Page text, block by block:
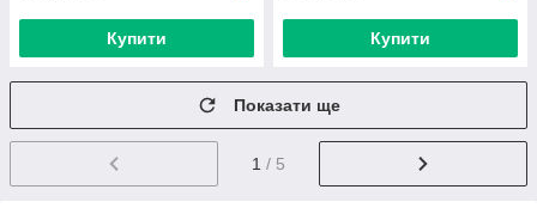
Купити Купити
Показати ще
1 / 5